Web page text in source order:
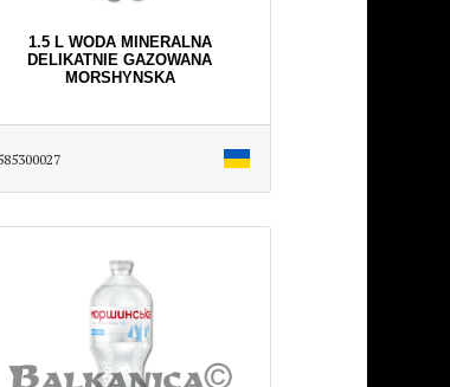
1.5 L WODA MINERALNA
DELIKATNIE GAZOWANA
MORSHYNSKA